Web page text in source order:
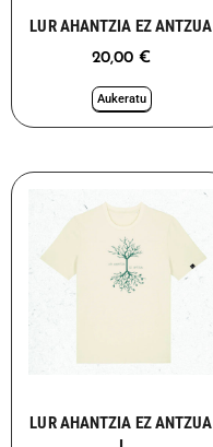
LUR AHANTZIA EZ ANTZUA
20,00 €
Aukeratu
LUR AHANTZIA EZ ANTZUA